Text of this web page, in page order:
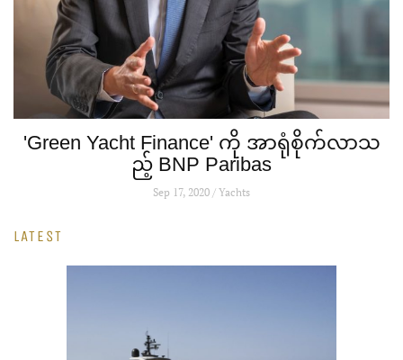
'Green Yacht Finance' ကို အာရုံစိုက်လာသ
ည့် BNP Paribas
Sep 17, 2020 / Yachts
LATEST